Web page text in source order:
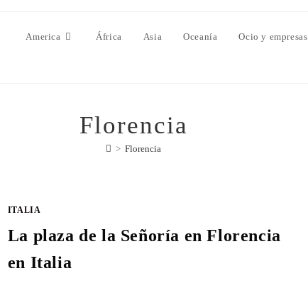
America África Asia Oceanía Ocio y empresas
Florencia
> Florencia
ITALIA
La plaza de la Señoría en Florencia
en Italia